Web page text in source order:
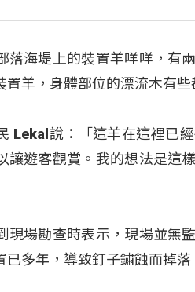
落海堤上的裝置羊咩咩，有
置羊，身體部位的漂流木有
Lekal說：「這羊在這裡已
讓遊客觀賞。我的想法是這
現場勘查時表示，現場並無
已多年，導致釘子鏽蝕而掉落